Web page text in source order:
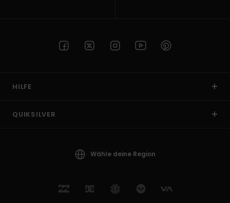
HILFE
QUIKSILVER
Wähle deine Region